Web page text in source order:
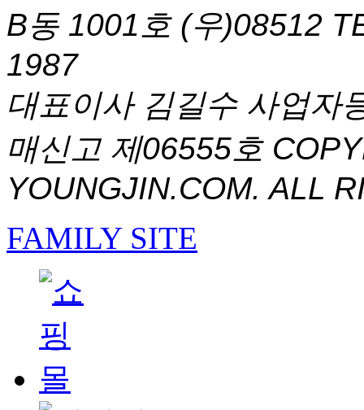
B동 1001호 (우)08512
1987
대표이사 김길수 사업자
매신고 제06555호
YOUNGJIN.COM. ALL
FAMILY SITE